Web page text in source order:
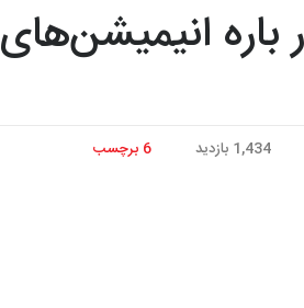
انیمیشن‌های
1,434 بازدید 6 برچسب